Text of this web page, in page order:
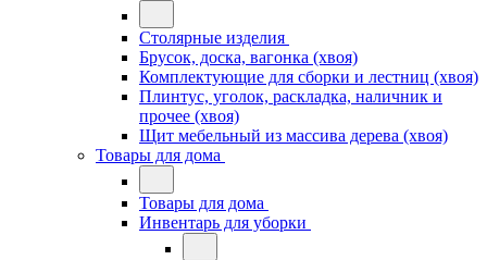
Столярные изделия
Брусок, доска, вагонка (хвоя)
Комплектующие для сборки и лестниц (хвоя)
Плинтус, уголок, раскладка, наличник и
прочее (хвоя)
Щит мебельный из массива дерева (хвоя)
Товары для дома
Товары для дома
Инвентарь для уборки